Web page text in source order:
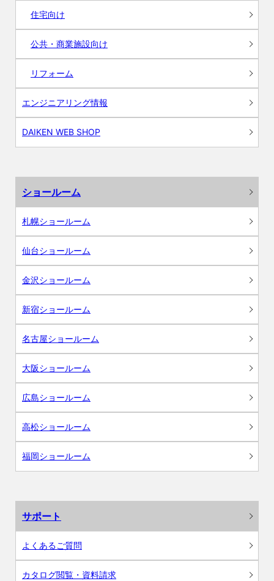
住宅向け
公共・商業施設向け
リフォーム
エンジニアリング情報
DAIKEN WEB SHOP
ショールーム
札幌ショールーム
仙台ショールーム
金沢ショールーム
新宿ショールーム
名古屋ショールーム
大阪ショールーム
広島ショールーム
高松ショールーム
福岡ショールーム
サポート
よくあるご質問
カタログ閲覧・資料請求